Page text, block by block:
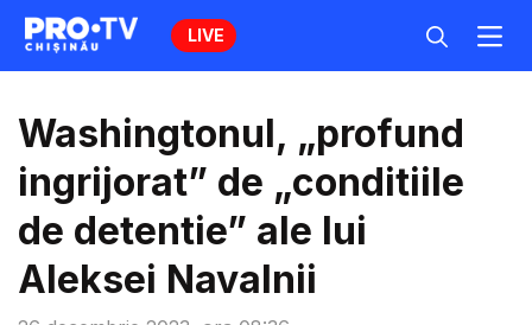
LIVE
Washingtonul, „profund
ingrijorat” de „conditiile
de detentie” ale lui
Aleksei Navalnii